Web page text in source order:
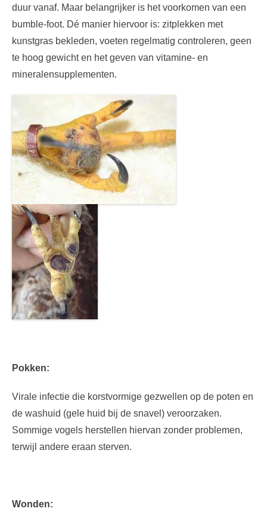
duur vanaf. Maar belangrijker is het voorkomen van een
bumble-foot. Dé manier hiervoor is: zitplekken met
kunstgras bekleden, voeten regelmatig controleren, geen
te hoog gewicht en het geven van vitamine- en
mineralensupplementen.
Pokken:
Virale infectie die korstvormige gezwellen op de poten en
de washuid (gele huid bij de snavel) veroorzaken.
Sommige vogels herstellen hiervan zonder problemen,
terwijl andere eraan sterven.
Wonden: